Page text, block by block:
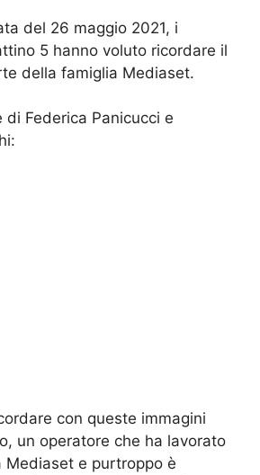
del 26 maggio 2021, i
5 hanno voluto ricordare il
della famiglia Mediaset.
di Federica Panicucci e
con queste immagini
un operatore che ha lavorato
Mediaset e purtroppo è